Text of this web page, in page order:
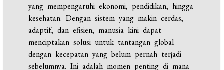
yang mempengaruhi ekonomi, pendidikan, hingga
kesehatan. Dengan sistem yang makin cerdas,
adaptif, dan efisien, manusia kini dapat
menciptakan solusi untuk tantangan global
dengan kecepatan yang belum pernah terjadi
sebelumnya. Ini adalah momen penting di mana